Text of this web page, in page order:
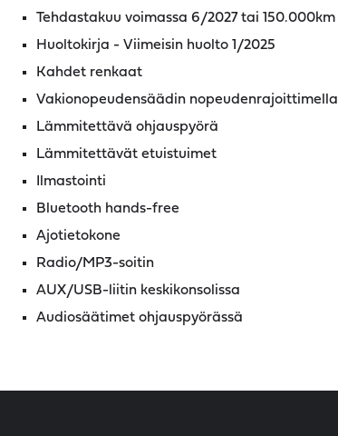
Tehdastakuu voimassa 6/2027 tai 150.000km
Huoltokirja - Viimeisin huolto 1/2025
Kahdet renkaat
Vakionopeudensäädin nopeudenrajoittimella
Lämmitettävä ohjauspyörä
Lämmitettävät etuistuimet
Ilmastointi
Bluetooth hands-free
Ajotietokone
Radio/MP3-soitin
AUX/USB-liitin keskikonsolissa
Audiosäätimet ohjauspyörässä